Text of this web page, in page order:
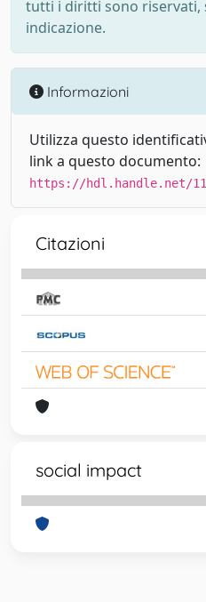
tutti i diritti sono riservati,
indicazione.
Informazioni
Utilizza questo
link a questo documento:
https://hdl.handle.net/
Citazioni
social impact